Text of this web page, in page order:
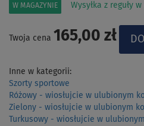
W MAGAZYNIE Wysyłka z reguły
Twoja cena 165,00 zł
Inne w kategorii:
Szorty sportowe
Różowy - wiosłujcie w ulubionym
Zielony - wiosłujcie w ulubionym
Turkusowy - wiosłujcie w